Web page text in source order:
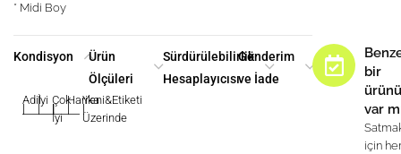
* Midi Boy
Kondisyon
Adilİyi
|
Çok
İyi
Harika
|
Yeni&Etiketi
Üzerinde
Ürün
Ölçüleri
Sürdürülebilirlik
Hesaplayıcısı
Gönderim
ve İade
bir
var
için